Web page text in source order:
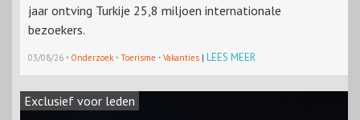
jaar ontving Turkije 25,8 miljoen internationale
bezoekers.
03/08/26 · Onderzoek · Toerisme · Vakanties | LEES MEER
Exclusief voor leden